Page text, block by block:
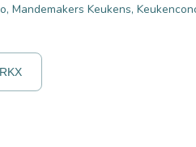
Mandemakers Keukens,